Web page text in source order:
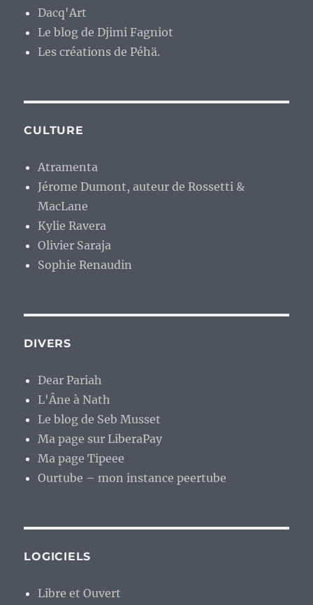
Dacq'Art
Le blog de Djimi Fagniot
Les créations de Péhä.
CULTURE
Atramenta
Jérome Dumont, auteur de Rossetti &
MacLane
Kylie Ravera
Olivier Saraja
Sophie Renaudin
DIVERS
Dear Pariah
L'Âne à Nath
Le blog de Seb Musset
Ma page sur LiberaPay
Ma page Tipeee
Ourtube – mon instance peertube
LOGICIELS
Libre et Ouvert